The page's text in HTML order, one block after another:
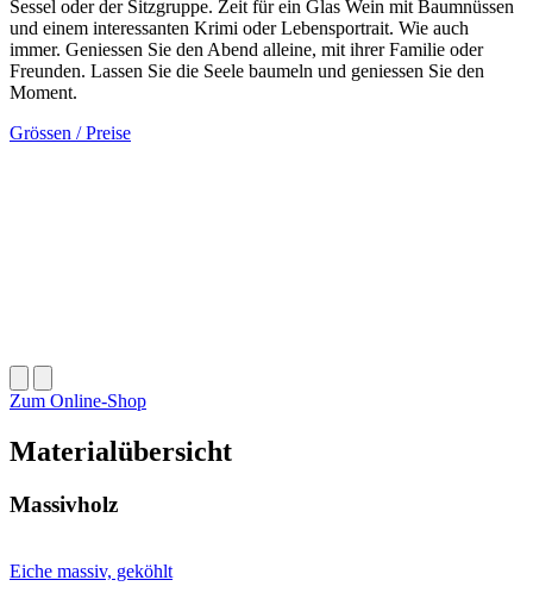
Sessel oder der Sitzgruppe. Zeit für ein Glas Wein mit Baumnüssen
und einem interessanten Krimi oder Lebensportrait. Wie auch
immer. Geniessen Sie den Abend alleine, mit ihrer Familie oder
Freunden. Lassen Sie die Seele baumeln und geniessen Sie den
Moment.
Grössen / Preise
Zum Online-Shop
Materialübersicht
Massivholz
Eiche massiv, geköhlt